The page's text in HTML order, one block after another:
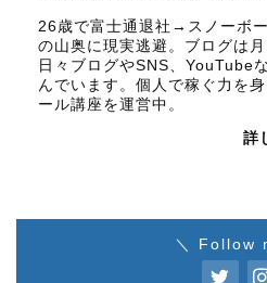
26歳で富士通退社→スノーボ
の山奥に現実逃避。ブログは
日々ブログやSNS、YouTube
んでいます。個人で稼ぐ力を
ール講座を運営中。
詳
＼ Follow